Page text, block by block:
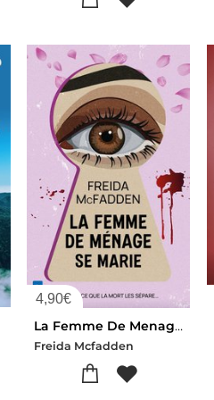
4,90€
La Femme De Menage Se Marie
Freida Mcfadden